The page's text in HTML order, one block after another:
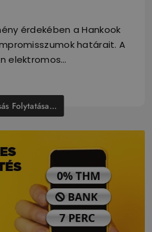
érdekében a Hankook
határait. A
elektromos…
Folytatása...